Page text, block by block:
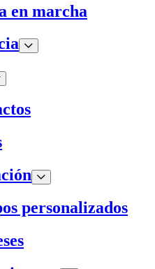
en marcha
personalizados